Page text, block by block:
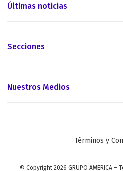
Últimas noticias
Secciones
Nuestros Medios
Términos y
© Copyright 2026 GRUPO AMERICA